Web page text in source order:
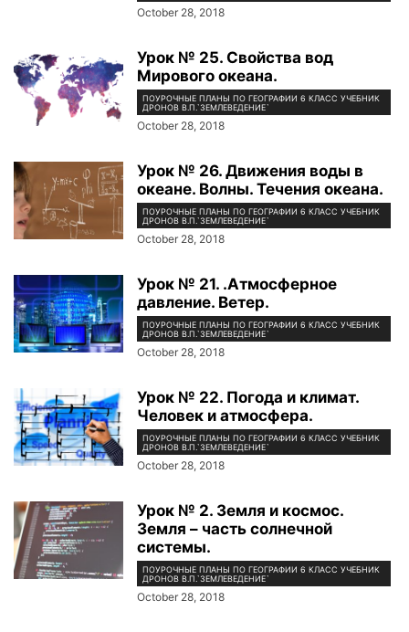
October 28, 2018
Урок № 25. Свойства вод
Мирового океана.
ПОУРОЧНЫЕ ПЛАНЫ ПО ГЕОГРАФИИ 6 КЛАСС УЧЕБНИК
ДРОНОВ В.П.`ЗЕМЛЕВЕДЕНИЕ`
October 28, 2018
Урок № 26. Движения воды в
океане. Волны. Течения океана.
ПОУРОЧНЫЕ ПЛАНЫ ПО ГЕОГРАФИИ 6 КЛАСС УЧЕБНИК
ДРОНОВ В.П.`ЗЕМЛЕВЕДЕНИЕ`
October 28, 2018
Урок № 21. .Атмосферное
давление. Ветер.
ПОУРОЧНЫЕ ПЛАНЫ ПО ГЕОГРАФИИ 6 КЛАСС УЧЕБНИК
ДРОНОВ В.П.`ЗЕМЛЕВЕДЕНИЕ`
October 28, 2018
Урок № 22. Погода и климат.
Человек и атмосфера.
ПОУРОЧНЫЕ ПЛАНЫ ПО ГЕОГРАФИИ 6 КЛАСС УЧЕБНИК
ДРОНОВ В.П.`ЗЕМЛЕВЕДЕНИЕ`
October 28, 2018
Урок № 2. Земля и космос.
Земля – часть солнечной
системы.
ПОУРОЧНЫЕ ПЛАНЫ ПО ГЕОГРАФИИ 6 КЛАСС УЧЕБНИК
ДРОНОВ В.П.`ЗЕМЛЕВЕДЕНИЕ`
October 28, 2018